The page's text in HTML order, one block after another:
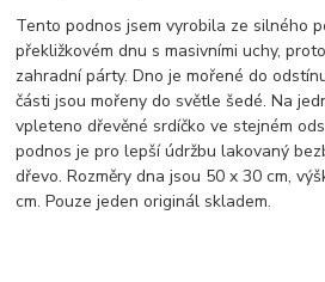
Tento podnos jsem vyrobila ze silného
překližkovém dnu s masivními uchy,
zahradní párty. Dno je mořené do
části jsou mořeny do světle šedé. Na
vpleteno dřevěné srdíčko ve stejném
podnos je pro lepší údržbu lakovaný
dřevo. Rozměry dna jsou 50 x 30 cm,
cm. Pouze jeden originál skladem.